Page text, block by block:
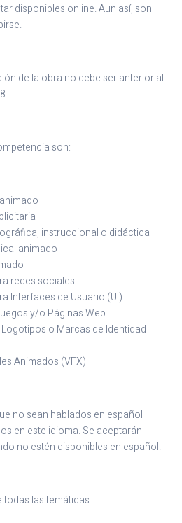
disponibles online. Aun así, son
de la obra no debe ser anterior al
son:
instruccional o didáctica
animado
redes sociales
Interfaces de Usuario (UI)
y/o Páginas Web
o Marcas de Identidad
Animados (VFX)
no sean hablados en español
en este idioma. Se aceptarán
no estén disponibles en español.
las temáticas.